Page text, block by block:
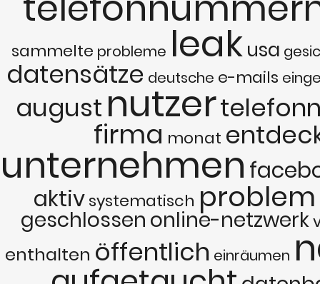
sammelte probleme leak usa
datensätze deutsche e-mails
august nutzer
firma monat
unternehmen
aktiv systematisch problem
geschlossen online-netzwerk
enthalten öffentlich einräumen